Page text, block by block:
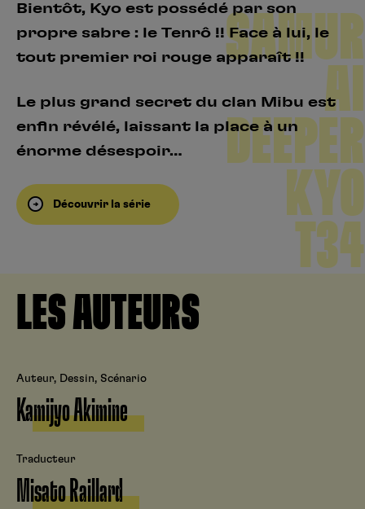
Bientôt, Kyo est possédé par son
propre sabre : le Tenrô !! Face à lui, le
tout premier roi rouge apparaît !!
Le plus grand secret du clan Mibu est
enfin révélé, laissant la place à un
énorme désespoir…
Découvrir la série
SAMUR
AI
DEEPER
KYO
T34
LES AUTEURS
Auteur, Dessin, Scénario
Kamijyo Akimine
Traducteur
Misato Raillard